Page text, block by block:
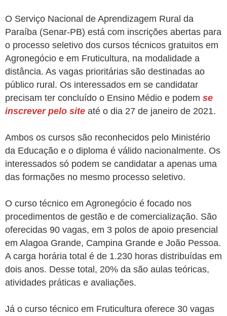
O Serviço Nacional de Aprendizagem Rural da
Paraíba (Senar-PB) está com inscrições abertas para
o processo seletivo dos cursos técnicos gratuitos em
Agronegócio e em Fruticultura, na modalidade a
distância. As vagas prioritárias são destinadas ao
público rural. Os interessados em se candidatar
precisam ter concluído o Ensino Médio e podem se
inscrever pelo site até o dia 27 de janeiro de 2021.
Ambos os cursos são reconhecidos pelo Ministério
da Educação e o diploma é válido nacionalmente. Os
interessados só podem se candidatar a apenas uma
das formações no mesmo processo seletivo.
O curso técnico em Agronegócio é focado nos
procedimentos de gestão e de comercialização. São
oferecidas 90 vagas, em 3 polos de apoio presencial
em Alagoa Grande, Campina Grande e João Pessoa.
A carga horária total é de 1.230 horas distribuídas em
dois anos. Desse total, 20% da são aulas teóricas,
atividades práticas e avaliações.
Já o curso técnico em Fruticultura oferece 30 vagas